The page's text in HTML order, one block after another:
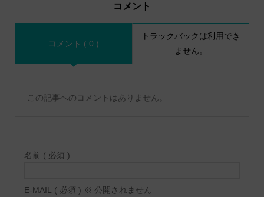
コメント
コメント ( 0 )
トラックバックは利用でき
ません。
この記事へのコメントはありません。
名前 ( 必須 )
E-MAIL ( 必須 ) ※ 公開されません